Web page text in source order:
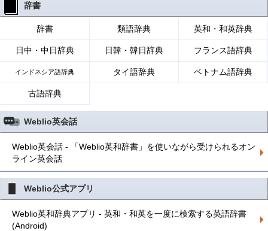
辞書
辞書 類語辞典 英和・和英辞典
日中・中日辞典 日韓・韓日辞典 フランス語辞典
インドネシア語辞典 タイ語辞典 ベトナム語辞典
古語辞典
Weblio英会話
Weblio英会話 - 「Weblio英和辞書」を使いながら受けられるオン
ライン英会話
Weblio公式アプリ
Weblio英和辞典アプリ - 英和・和英を一度に検索する英語辞書
(Android)